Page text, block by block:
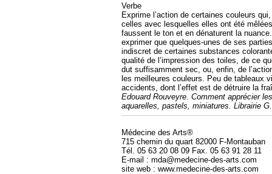
Verbe
Exprime l’action de certaines couleurs
celles avec lesquelles elles ont été
faussent le ton et en dénaturent la
exprimer que quelques-unes de ses
indiscret de certaines substances
qualité de l’impression des toiles, de ce
dut suffisamment sec, ou, enfin, de
les meilleures couleurs. Peu de tableaux
accidents, dont l’effet est de détruire la
Edouard Rouveyre. Comment apprécier
aquarelles, pastels, miniatures. Librairie
Médecine des Arts®
715 chemin du quart 82000 F-Montauban
Tél. 05 63 20 08 09 Fax. 05 63 91 28 11
E-mail : mda@medecine-des-arts.com
site web : www.medecine-des-arts.com